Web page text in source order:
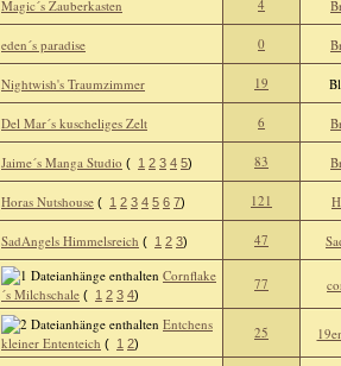
Magic´s Zauberkasten 4
eden´s paradise 0
Nightwish's Traumzimmer 19
Del Mar´s kuscheliges Zelt 6
Jaime´s Manga Studio ( 1 2 3 4 5) 83
Horas Nutshouse ( 1 2 3 4 5 6 7) 121
SadAngels Himmelsreich ( 1 2 3) 47
Cornflake
´s Milchschale ( 1 2 3 4)
77
Entchens
kleiner Ententeich ( 1 2)
25